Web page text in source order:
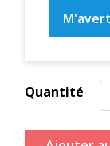
Quantité